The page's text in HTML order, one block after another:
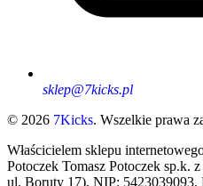
sklep@7kicks.pl
© 2026 7Kicks. Wszelkie prawa
Właścicielem sklepu
Potoczek Tomasz Potoczek sp.k.
ul. Boruty 17), NIP: